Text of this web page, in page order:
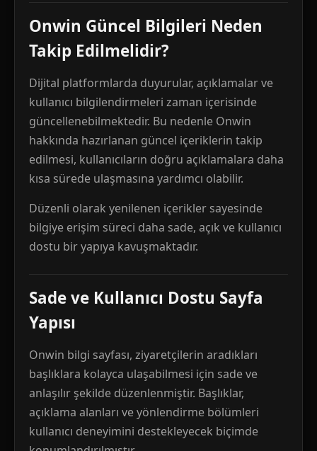
Onwin Güncel Bilgileri Neden
Takip Edilmelidir?
Dijital platformlarda duyurular, açıklamalar ve
kullanıcı bilgilendirmeleri zaman içerisinde
güncellenebilmektedir. Bu nedenle Onwin
hakkında hazırlanan güncel içeriklerin takip
edilmesi, kullanıcıların doğru açıklamalara daha
kısa sürede ulaşmasına yardımcı olabilir.
Düzenli olarak yenilenen içerikler sayesinde
bilgiye erişim süreci daha sade, açık ve kullanıcı
dostu bir yapıya kavuşmaktadır.
Sade ve Kullanıcı Dostu Sayfa
Yapısı
Onwin bilgi sayfası, ziyaretçilerin aradıkları
başlıklara kolayca ulaşabilmesi için sade ve
anlaşılır şekilde düzenlenmiştir. Başlıklar,
açıklama alanları ve yönlendirme bölümleri
kullanıcı deneyimini destekleyecek biçimde